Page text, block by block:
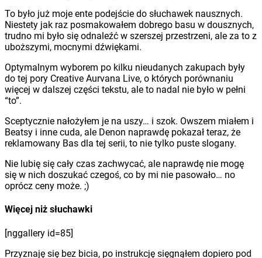
To było już moje ente podejście do słuchawek nausznych.
Niestety jak raz posmakowałem dobrego basu w dousznych,
trudno mi było się odnaleźć w szerszej przestrzeni, ale za to z
uboższymi, mocnymi dźwiękami.
Optymalnym wyborem po kilku nieudanych zakupach były
do tej pory Creative Aurvana Live, o których porównaniu
więcej w dalszej części tekstu, ale to nadal nie było w pełni
“to”.
Sceptycznie nałożyłem je na uszy… i szok. Owszem miałem i
Beatsy i inne cuda, ale Denon naprawdę pokazał teraz, że
reklamowany Bas dla tej serii, to nie tylko puste slogany.
Nie lubię się cały czas zachwycać, ale naprawdę nie mogę
się w nich doszukać czegoś, co by mi nie pasowało… no
oprócz ceny może. ;)
Więcej niż słuchawki
[nggallery id=85]
Przyznaję się bez bicia, po instrukcję sięgnąłem dopiero pod